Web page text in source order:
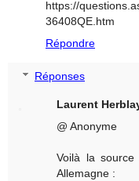
https://
36408QE.htm
Répondre
Réponses
Laurent
@ Anonyme
Voilà la
Allemagne :